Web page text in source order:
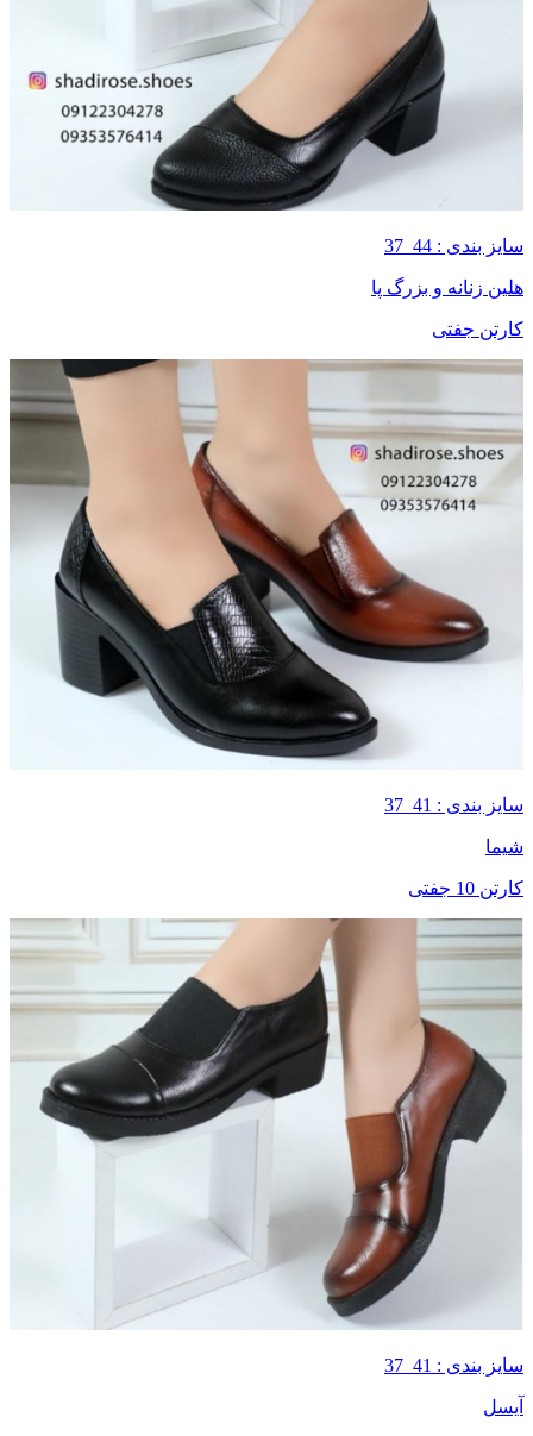
سایز بندی : 44_37
هلین زنانه و بزرگ پا
کارتن جفتی
سایز بندی : 41_37
شیما
کارتن 10 جفتی
سایز بندی : 41_37
آیسل